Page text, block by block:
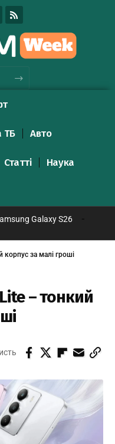
ТБ Авто
Статті Наука
Galaxy S26
за малі гроші
– тонкий